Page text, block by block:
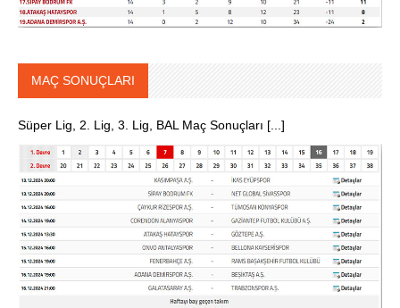
MAÇ SONUÇLARI
Süper Lig, 2. Lig, 3. Lig, BAL Maç Sonuçları [...]